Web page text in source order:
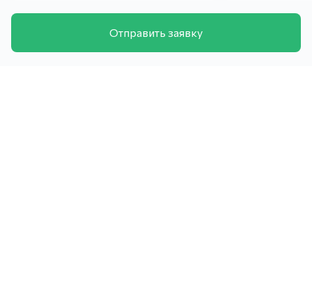
Отправить заявку